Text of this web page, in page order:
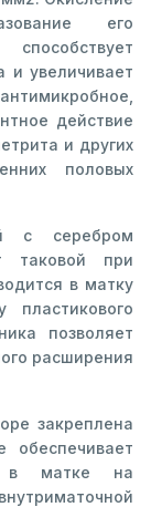
его
и увеличивает
действие
и других
половых
с серебром
таковой при
в матку
позволяет
расширения
закреплена
в матке на